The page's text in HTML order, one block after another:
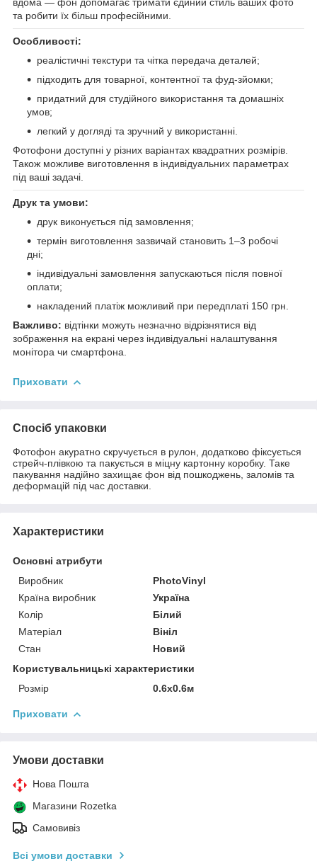
та робити їх більш професійними.
Особливості:
реалістичні текстури та чітка передача деталей;
підходить для товарної, контентної та фуд-зйомки;
придатний для студійного використання та домашніх
умов;
легкий у догляді та зручний у використанні.
Фотофони доступні у різних варіантах квадратних розмірів.
Також можливе виготовлення в індивідуальних параметрах
під ваші задачі.
Друк та умови:
друк виконується під замовлення;
термін виготовлення зазвичай становить 1–3 робочі
дні;
індивідуальні замовлення запускаються після повної
оплати;
накладений платіж можливий при передплаті 150 грн.
Важливо: відтінки можуть незначно відрізнятися від
зображення на екрані через індивідуальні налаштування
монітора чи смартфона.
Приховати
Спосіб упаковки
Фотофон акуратно скручується в рулон, додатково фіксується
стрейч-плівкою та пакується в міцну картонну коробку. Таке
пакування надійно захищає фон від пошкоджень, заломів та
деформацій під час доставки.
Характеристики
Основні атрибути
Виробник
PhotoVinyl
Країна виробник
Україна
Колір
Білий
Матеріал
Вініл
Стан
Новий
Користувальницькі характеристики
Розмір
0.6х0.6м
Приховати
Умови доставки
Нова Пошта
Магазини Rozetka
Самовивіз
Всі умови доставки